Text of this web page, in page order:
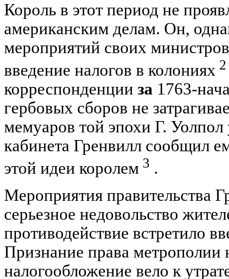
Король в этот период не
американским делам. Он,
мероприятий своих
введение налогов в колониях 2
корреспонденции за 1763-
гербовых сборов не
мемуаров той эпохи Г. Уолпол
кабинета Гренвилл сообщил
этой идеи королем 3 .
Мероприятия правительства
серьезное недовольство
противодействие встретило
Признание права метрополии
налогообложение вело к